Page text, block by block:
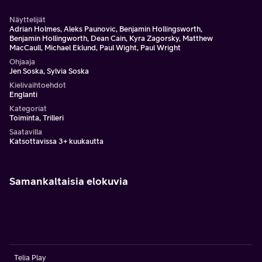
Näyttelijät
Adrian Holmes, Aleks Paunovic, Benjamin Hollingsworth,
Benjamin Hollingworth, Dean Cain, Kyra Zagorsky, Matthew
MacCaull, Michael Eklund, Paul Wight, Paul Wright
Ohjaaja
Jen Soska, Sylvia Soska
Kielivaihtoehdot
Englanti
Kategoriat
Toiminta, Trilleri
Saatavilla
Katsottavissa 3+ kuukautta
Samankaltaisia elokuvia
Telia Play